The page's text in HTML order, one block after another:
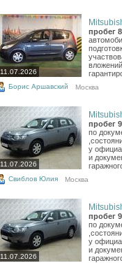
11.07.2026
пробег
Борис Аршавский Москва
11.07.2026
пробег
по
у
и
Свиблов Юлия Москва
11.07.2026
пробег
по
у
и